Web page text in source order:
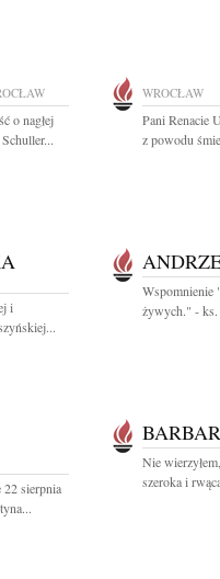
o nagłej
WROCŁAW
Pani Renacie
z powodu
i
Wspomnienie
żywych." - ks.
22 sierpnia
Nie
szeroka i